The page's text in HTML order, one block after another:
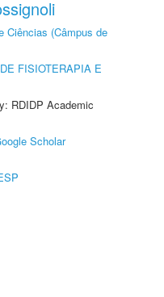
Ciências (Câmpus de
FISIOTERAPIA E
RDIDP Academic
Scholar